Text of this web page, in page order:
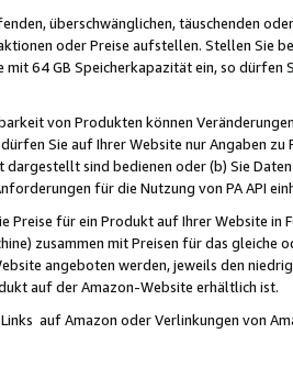
überschwänglichen, täuschenden
oder Preise aufstellen. Stellen Sie
64 GB Speicherkapazität ein, so dürfen
von Produkten können
Sie auf Ihrer Website nur Angaben
sind bedienen oder (b) Sie
für die Nutzung von PA API
Preise für ein Produkt auf Ihrer Website
zusammen mit Preisen für das
angeboten werden, jeweils den
auf der Amazon-Website erhältlich ist.
auf Amazon oder Verlinkungen von